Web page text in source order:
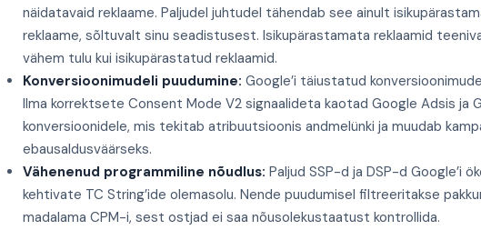
näidatavaid reklaame. Paljudel juhtudel tähendab see ainult
reklaame, sõltuvalt sinu seadistusest. Isikupärastamata reklaamid
vähem tulu kui isikupärastatud reklaamid.
Konversioonimudeli puudumine: Google’i täiustatud
Ilma korrektsete Consent Mode V2 signaalideta kaotad Google Adsis ja
konversioonidele, mis tekitab atribuutsioonis andmelünki ja muudab
ebausaldusväärseks.
Vähenenud programmiline nõudlus: Paljud SSP-d ja DSP-d Google’i
kehtivate TC String’ide olemasolu. Nende puudumisel filtreeritakse
madalama CPM-i, sest ostjad ei saa nõusolekustaatust kontrollida.